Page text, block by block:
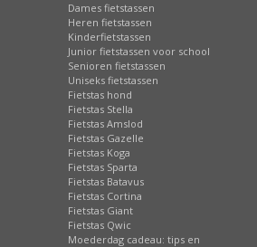
Dames fietstassen
Heren fietstassen
Kinderfietstassen
Junior fietstassen voor school
Senioren fietstassen
Uniseks fietstassen
Fietstas hond
Fietstas Stella
Fietstas Amslod
Fietstas Gazelle
Fietstas Koga
Fietstas Sparta
Fietstas Batavus
Fietstas Cortina
Fietstas Giant
Fietstas Qwic
Moederdag cadeau: tips en